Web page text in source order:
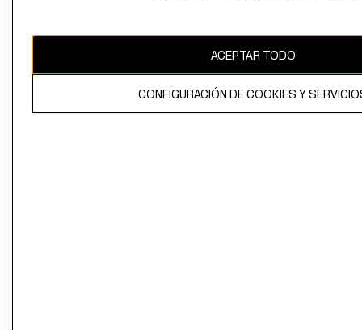
propiedad de H&M Hennes & Mauritz AB
ACEPTAR TODO
CONFIGURACIÓN DE COOKIES Y